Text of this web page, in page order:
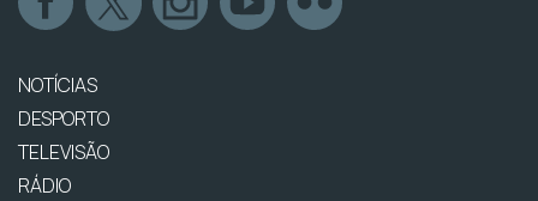
NOTÍCIAS
DESPORTO
TELEVISÃO
RÁDIO